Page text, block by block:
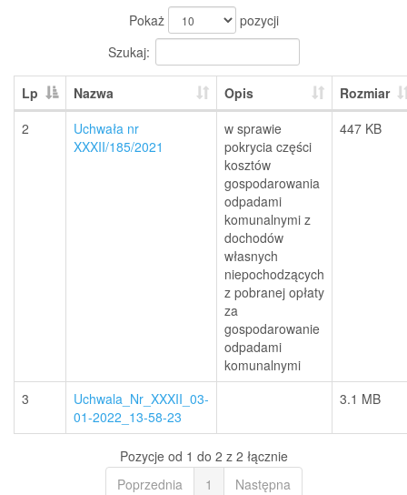
Pokaż
pozycji
Szukaj:
Lp Nazwa Opis
Rozmiar
2
Uchwała nr
XXXII/185/2021
w sprawie
pokrycia części
kosztów
gospodarowania
odpadami
komunalnymi z
dochodów
własnych
niepochodzących
z pobranej opłaty
za
gospodarowanie
odpadami
komunalnymi
447 KB
3
Uchwala_Nr_XXXII_03-
01-2022_13-58-23
3.1 MB
Pozycje od 1 do 2 z 2 łącznie
Poprzednia
1 Następna